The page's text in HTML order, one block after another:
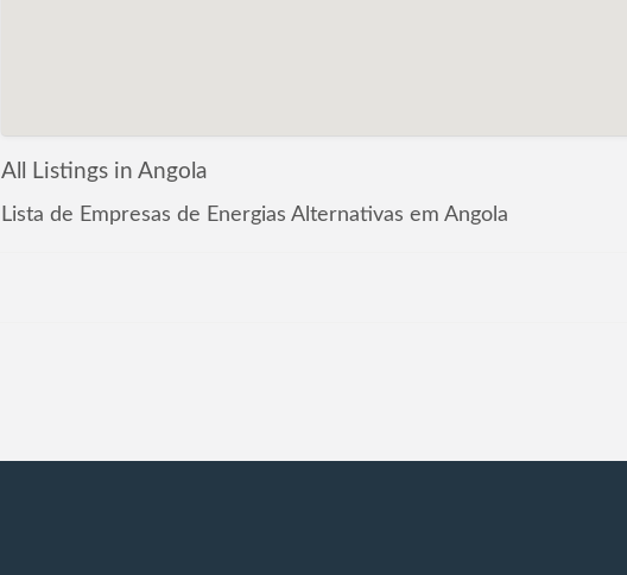
All Listings in Angola
Lista de Empresas de Energias Alternativas em Angola